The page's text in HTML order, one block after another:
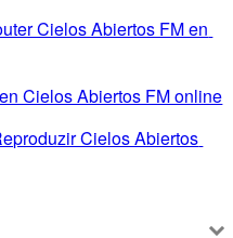
Cielos Abiertos FM en
Cielos Abiertos FM online
Cielos Abiertos